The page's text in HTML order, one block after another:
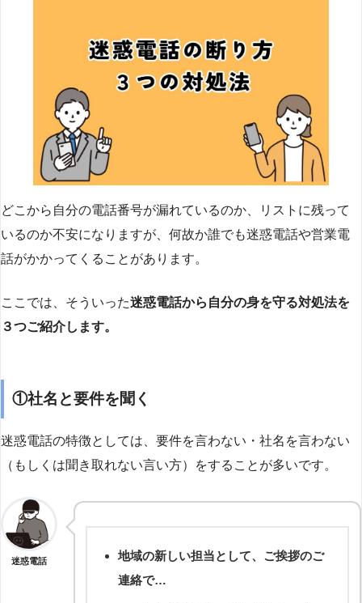
どこから自分の電話番号が漏れているのか、リストに残って
いるのか不安になりますが、何故か誰でも迷惑電話や営業電
話がかかってくることがあります。
ここでは、そういった迷惑電話から自分の身を守る対処法を
３つご紹介します。
①社名と要件を聞く
迷惑電話の特徴としては、要件を言わない・社名を言わない
（もしくは聞き取れない言い方）をすることが多いです。
迷惑電話
地域の新しい担当として、ご挨拶のご
連絡で…